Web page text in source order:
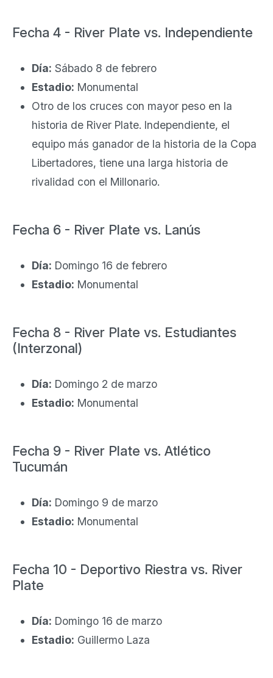
Fecha 4 - River Plate vs. Independiente
Día: Sábado 8 de febrero
Estadio: Monumental
Otro de los cruces con mayor peso en la
historia de River Plate. Independiente, el
equipo más ganador de la historia de la Copa
Libertadores, tiene una larga historia de
rivalidad con el Millonario.
Fecha 6 - River Plate vs. Lanús
Día: Domingo 16 de febrero
Estadio: Monumental
Fecha 8 - River Plate vs. Estudiantes
(Interzonal)
Día: Domingo 2 de marzo
Estadio: Monumental
Fecha 9 - River Plate vs. Atlético
Tucumán
Día: Domingo 9 de marzo
Estadio: Monumental
Fecha 10 - Deportivo Riestra vs. River
Plate
Día: Domingo 16 de marzo
Estadio: Guillermo Laza